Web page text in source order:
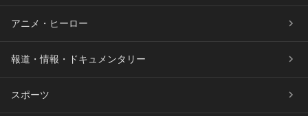
アニメ・ヒーロー
報道・情報・ドキュメンタリー
スポーツ